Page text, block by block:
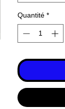
Quantité *